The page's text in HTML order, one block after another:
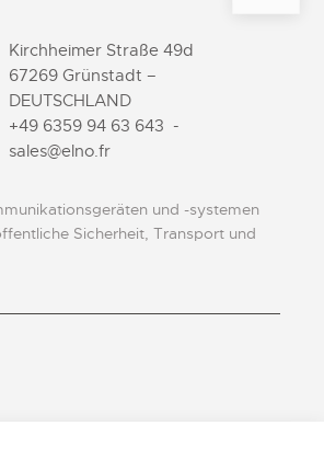
Kirchheimer Straße 49d
67269 Grünstadt –
DEUTSCHLAND
+49 6359 94 63 643 -
sales@elno.fr
und -systemen
Sicherheit, Transport und